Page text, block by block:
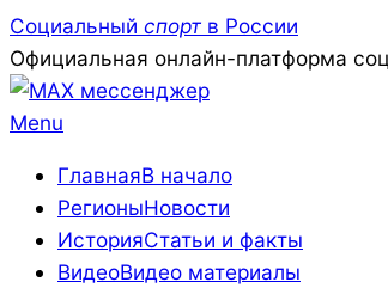
Skip
to
content
Социальный спорт в России
Официальная онлайн-платформа
Primary
Menu
Menu
ГлавнаяВ начало
РегионыНовости
ИсторияСтатьи и факты
ВидеоВидео материалы